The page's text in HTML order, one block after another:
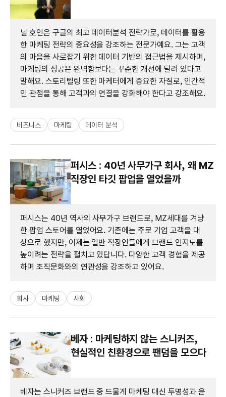
닐 호인은 구글의 최고 데이터분석 전략가로, 데이터를 활용
한 마케팅 전략의 중요성을 강조하는 전문가예요. 그는 고객
의 마음을 사로잡기 위한 데이터 기반의 접근법을 제시하며,
마케팅의 성공은 완벽함보다는 꾸준한 개선에 달려 있다고
말해요. 스토리텔링 또한 마케터에게 중요한 자질로, 인간적
인 관점을 통해 고객과의 연결을 강화해야 한다고 강조해요.
비즈니스 마케팅 데이터 분석
퍼시스 : 40년 사무가구 회사, 왜 MZ
직장인 타깃 팝업을 열었을까
퍼시스는 40년 역사의 사무가구 브랜드로, MZ세대를 겨냥
한 팝업 스토어를 열었어요. 기존에는 주로 기업 고객을 대
상으로 했지만, 이제는 일반 직장인들에게 브랜드 인지도를
높이려는 전략을 펼치고 있답니다. 다양한 고객 경험을 제공
하며 조직문화와의 연관성을 강조하고 있어요.
회사 마케팅 사회
베자 : 마케팅하지 않는 스니커즈,
현실적인 친환경으로 팬덤을 모으다
베자는 스니커즈 브랜드 중 드물게 마케팅 대신 투명성과 윤